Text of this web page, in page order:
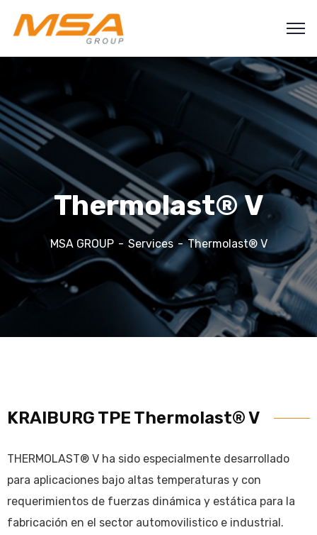
Thermolast® V
MSA GROUP Services Thermolast® V
KRAIBURG TPE Thermolast® V
THERMOLAST® V ha sido especialmente desarrollado
para aplicaciones bajo altas temperaturas y con
requerimientos de fuerzas dinámica y estática para la
fabricación en el sector automovilistico e industrial.